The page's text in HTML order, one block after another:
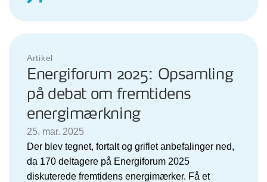
Artikel
Energiforum 2025: Opsamling
på debat om fremtidens
energimærkning
25. mar. 2025
Der blev tegnet, fortalt og griflet anbefalinger ned,
da 170 deltagere på Energiforum 2025
diskuterede fremtidens energimærker. Få et